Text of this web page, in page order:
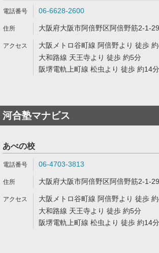
06-6628-2600
大阪府大阪市阿倍野区阿倍野筋2-1-
大阪メトロ谷町線 阿倍野より 徒歩
大和路線 天王寺より 徒歩 約5分
阪堺電軌上町線 松虫より 徒歩 約14分
河合塾マナビス
あべの校
06-4703-3813
大阪府大阪市阿倍野区阿倍野筋2-1-29
大阪メトロ谷町線 阿倍野より 徒歩
大和路線 天王寺より 徒歩 約5分
阪堺電軌上町線 松虫より 徒歩 約14分